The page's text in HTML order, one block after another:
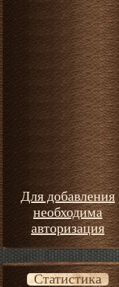
Для добавления
необходима
авторизация
Статистика